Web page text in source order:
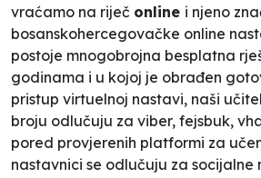
vraćamo na riječ online i njeno
bosanskohercegovačke online
postoje mnogobrojna besplatna
godinama i u kojoj je obrađen
pristup virtuelnoj nastavi, naši
broju odlučuju za viber, fejsbuk,
pored provjerenih platformi za
nastavnici se odlučuju za socijalne